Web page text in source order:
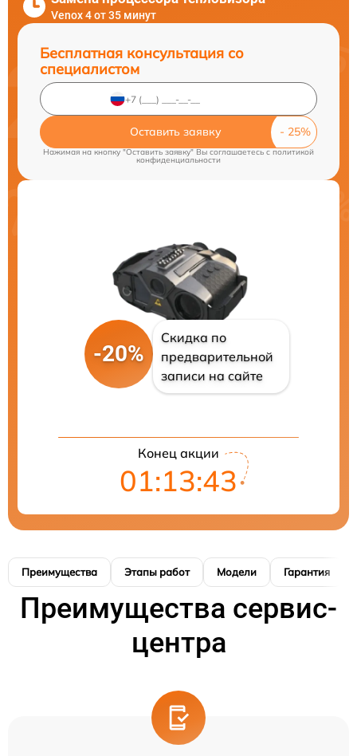
Venox 4 от 35 минут
Бесплатная консультация со
специалистом
Оставить заявку
Нажимая на кнопку "Оставить заявку" Вы соглашаетесь cполитикой
конфиденциальности
-20%
Скидка по
предварительной
записи на сайте
Конец акции
01:13:42
Преимущества Этапы работ Модели Гарантия
Преимущества сервис-
центра